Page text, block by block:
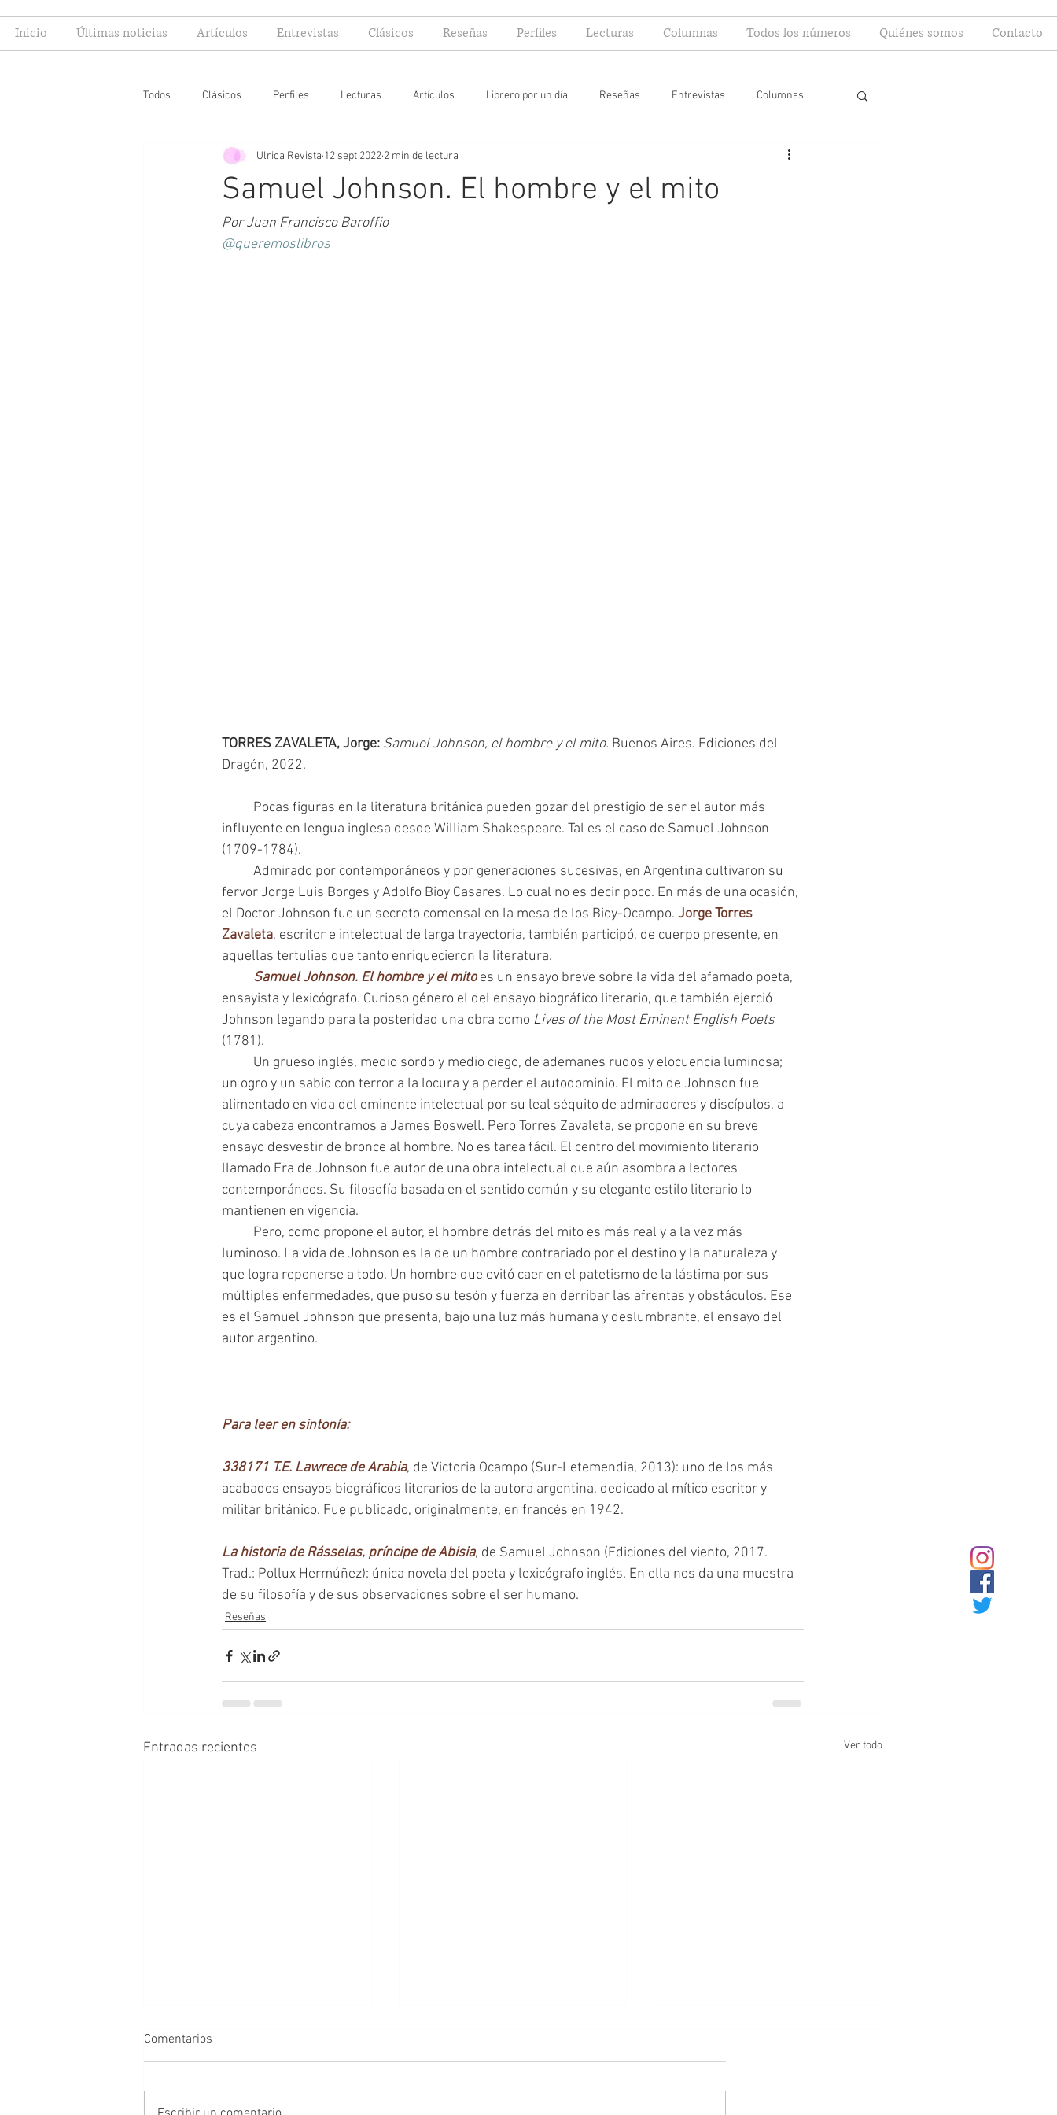
Inicio Últimas noticias Artículos Entrevistas Clásicos Reseñas Perfiles Lecturas Columnas Todos los números Quiénes somos Contacto
Todos Clásicos Perfiles Lecturas Artículos Librero por un día Reseñas Entrevistas Columnas
Editoriales Especial FIL Mi yo lector
Samuel Johnson. El hombre y el mito
Ulrica Revista 12 sept 2022 2 min de lectura
Por Juan Francisco Baroffio
@queremoslibros
TORRES ZAVALETA, Jorge: Samuel Johnson, el hombre y el mito. Buenos Aires. Ediciones del
Dragón, 2022.
influyente en lengua inglesa desde William Shakespeare. Tal es el caso de Samuel Johnson
(1709-1784).
fervor Jorge Luis Borges y Adolfo Bioy Casares. Lo cual no es decir poco. En más de una ocasión,
el Doctor Johnson fue un secreto comensal en la mesa de los Bioy-Ocampo. Jorge Torres
Zavaleta, escritor e intelectual de larga trayectoria, también participó, de cuerpo presente, en
aquellas tertulias que tanto enriquecieron la literatura.
Samuel Johnson. El hombre y el mito es un ensayo breve sobre la vida del afamado poeta,
ensayista y lexicógrafo. Curioso género el del ensayo biográfico literario, que también ejerció
Johnson legando para la posteridad una obra como Lives of the Most Eminent English Poets
(1781).
un ogro y un sabio con terror a la locura y a perder el autodominio. El mito de Johnson fue
alimentado en vida del eminente intelectual por su leal séquito de admiradores y discípulos, a
cuya cabeza encontramos a James Boswell. Pero Torres Zavaleta, se propone en su breve
ensayo desvestir de bronce al hombre. No es tarea fácil. El centro del movimiento literario
llamado Era de Johnson fue autor de una obra intelectual que aún asombra a lectores
contemporáneos. Su filosofía basada en el sentido común y su elegante estilo literario lo
mantienen en vigencia.
luminoso. La vida de Johnson es la de un hombre contrariado por el destino y la naturaleza y
que logra reponerse a todo. Un hombre que evitó caer en el patetismo de la lástima por sus
múltiples enfermedades, que puso su tesón y fuerza en derribar las afrentas y obstáculos. Ese
es el Samuel Johnson que presenta, bajo una luz más humana y deslumbrante, el ensayo del
autor argentino.
Para leer en sintonía:
338171 T.E. Lawrece de Arabia, de Victoria Ocampo (Sur-Letemendia, 2013): uno de los más
acabados ensayos biográficos literarios de la autora argentina, dedicado al mítico escritor y
militar británico. Fue publicado, originalmente, en francés en 1942.
La historia de Rásselas, príncipe de Abisia, de Samuel Johnson (Ediciones del viento, 2017.
Trad.: Pollux Hermúñez): única novela del poeta y lexicógrafo inglés. En ella nos da una muestra
de su filosofía y de sus observaciones sobre el ser humano.
Reseñas
Entradas recientes Ver todo
Comentarios